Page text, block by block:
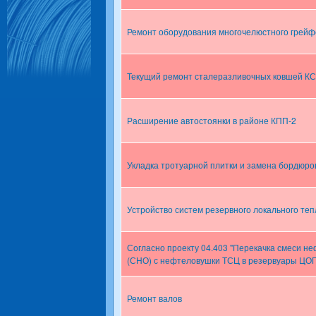
Ремонт оборудования многочелюстного
Текущий ремонт сталеразливочных ковшей
Расширение автостоянки в районе КПП-2
Укладка тротуарной плитки и замена
Устройство систем резервного локального
Согласно проекту 04.403 "Перекачка смеси
(СНО) с нефтеловушки ТСЦ в резервуары
Ремонт валов